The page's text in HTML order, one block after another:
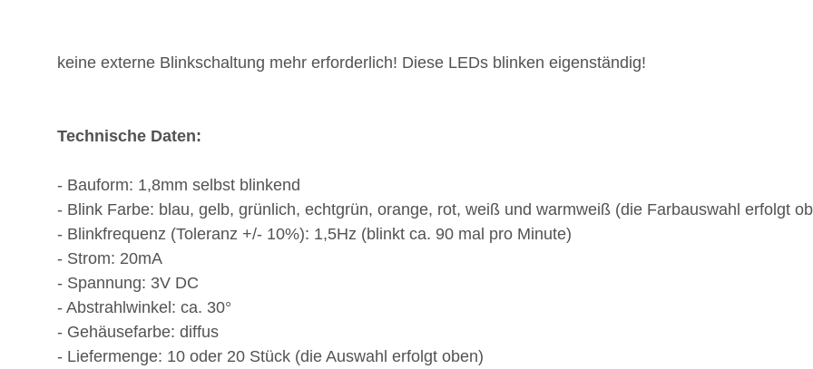
keine externe Blinkschaltung mehr erforderlich! Diese LEDs blinken eigenständig!
Technische Daten:
- Bauform: 1,8mm selbst blinkend
- Blink Farbe: blau, gelb, grünlich, echtgrün, orange, rot, weiß und warmweiß (die Farbauswahl erfolgt
- Blinkfrequenz (Toleranz +/- 10%): 1,5Hz (blinkt ca. 90 mal pro Minute)
- Strom: 20mA
- Spannung: 3V DC
- Abstrahlwinkel: ca. 30°
- Gehäusefarbe: diffus
- Liefermenge: 10 oder 20 Stück (die Auswahl erfolgt oben)